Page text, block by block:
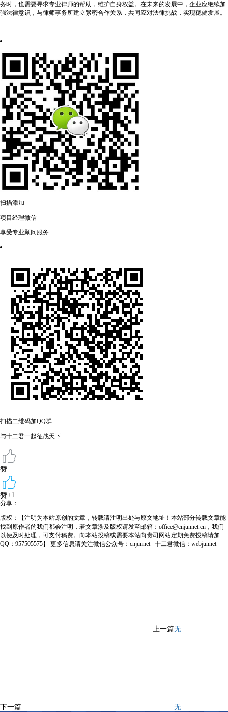
务时，也需要寻求专业律师的帮助，维护自身权益。在未来的发展中，企业应继续加
强法律意识，与律师事务所建立紧密合作关系，共同应对法律挑战，实现稳健发展。
扫描添加
项目经理微信
享受专业顾问服务
扫描二维码加QQ群
与十二君一起征战天下
赞
赞+1
分享：
版权：【注明为本站原创的文章，转载请注明出处与原文地址！本站部分转载文章能
找到原作者的我们都会注明，若文章涉及版权请发至邮箱：office@cnjunnet.cn，我们
以便及时处理，可支付稿费。向本站投稿或需要本站向贵司网站定期免费投稿请加
QQ：957505575】 更多信息请关注微信公众号：cnjunnet 十二君微信：webjunnet
上一篇无
下一篇 无